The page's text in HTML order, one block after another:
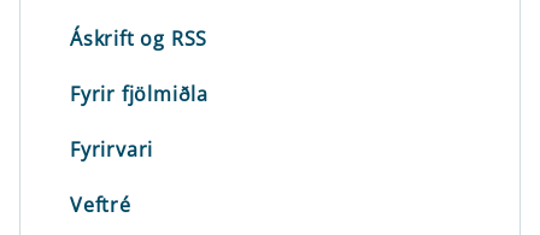
Áskrift og RSS
Fyrir fjölmiðla
Fyrirvari
Veftré